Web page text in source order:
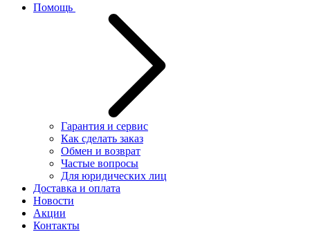
Помощь
Гарантия и сервис
Как сделать заказ
Обмен и возврат
Частые вопросы
Для юридических лиц
Доставка и оплата
Новости
Акции
Контакты